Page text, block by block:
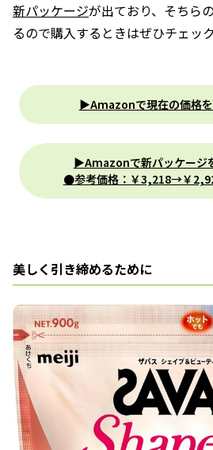
新パッケージが出ており、そちら
るので購入するときはぜひチェッ
▶Amazonで現在の価格を
▶Amazonで新パッケージ
●参考価格：￥3,218→￥
美しく引き締めるために